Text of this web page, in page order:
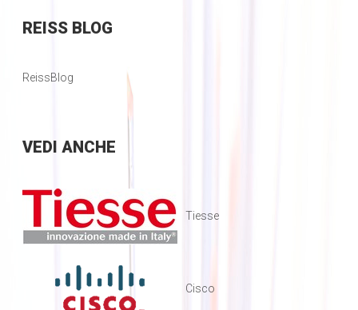
REISSBLOG
ReissBlog
VEDI ANCHE
Tiesse
Cisco